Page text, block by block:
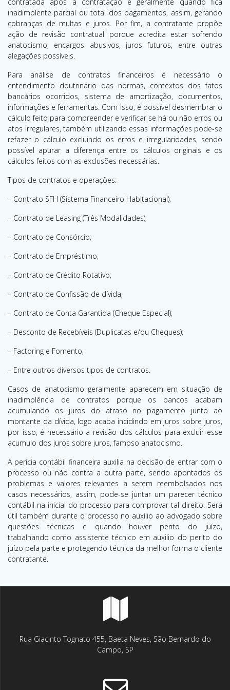
inadimplente parcial ou total dos pagamentos, assim, gerando
cobranças de multas e juros. Por fim, a contratante propõe
ação de revisão contratual porque acredita estar sofrendo
anatocismo, encargos abusivos, juros futuros, entre outras
alegações possíveis.
Para análise de contratos financeiros é necessário o
entendimento doutrinário das normas, contextos dos fatos
bancários ocorridos, sistema de amortização, documentos,
informações e ferramentas. Com isso, é possível desmembrar o
cálculo feito para compreender e verificar se há ou não erros ou
atos irregulares, também utilizando essas informações pode-se
refazer o cálculo excluindo os erros e irregularidades, sendo
possível apurar a diferença entre os cálculos originais e os
cálculos feitos com as exclusões necessárias.
Tipos de contratos e operações:
– Contrato SFH (Sistema Financeiro Habitacional);
– Contrato de Leasing (Três Modalidades);
– Contrato de Consórcio;
– Contrato de Empréstimo;
– Contrato de Crédito Rotativo;
– Contrato de Confissão de dívida;
– Contrato de Conta Garantida (Cheque Especial);
– Desconto de Recebíveis (Duplicatas e/ou Cheques);
– Factoring e Fomento;
– Entre outros diversos tipos de contratos.
Casos de anatocismo geralmente aparecem em situação de
inadimplência de contratos porque os bancos acabam
acumulando os juros do atraso no pagamento junto ao
montante da dívida, logo acaba incidindo em juros sobre juros,
por isso, é necessário a revisão dos cálculos para excluir esse
acumulo dos juros sobre juros, famoso anatocismo.
A perícia contábil financeira auxilia na decisão de entrar com o
processo ou não contra a outra parte, sendo apontados os
problemas e valores relevantes a serem reembolsados nos
casos necessários, assim, pode-se juntar um parecer técnico
contábil na inicial do processo para comprovar tal direito. Será
útil também durante o processo no auxílio ao advogado sobre
questões técnicas e quando houver perito do juízo,
trabalhando como assistente técnico em auxilio do perito do
juízo pela parte e protegendo técnica da melhor forma o cliente
contratante.
Rua Giacinto Tognato 455, Baeta Neves, São Bernardo do
Campo, SP